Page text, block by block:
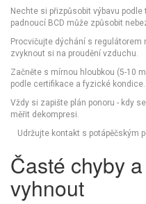
Nechte si přizpůsobit výbavu
padnoucí BCD může způsobit
Procvičujte dýchání s regulátorem
zvyknout si na proudění vzduchu.
Začněte s mírnou hloubkou (5-10
podle certifikace a fyzické kondice.
Vždy si zapište plán ponoru - kdy
měřit dekompresi.
Udržujte kontakt s potápěčským
Časté chyby
vyhnout